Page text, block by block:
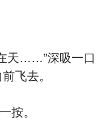
天……”深吸一口
飞去。
按。